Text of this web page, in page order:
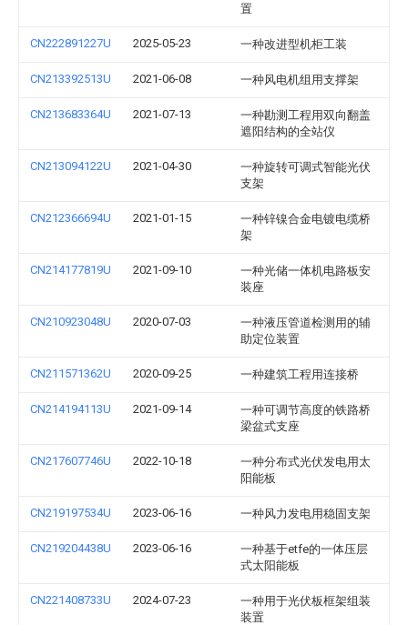
置
CN222891227U 2025-05-23 一种改进型机柜工装
CN213392513U 2021-06-08 一种风电机组用支撑架
CN213683364U 2021-07-13
一种勘测工程用双向翻盖
遮阳结构的全站仪
CN213094122U 2021-04-30
一种旋转可调式智能光伏
支架
CN212366694U 2021-01-15
一种锌镍合金电镀电缆桥
架
CN214177819U 2021-09-10
一种光储一体机电路板安
装座
CN210923048U 2020-07-03
一种液压管道检测用的辅
助定位装置
CN211571362U 2020-09-25 一种建筑工程用连接桥
CN214194113U 2021-09-14
一种可调节高度的铁路桥
梁盆式支座
CN217607746U 2022-10-18
一种分布式光伏发电用太
阳能板
CN219197534U 2023-06-16 一种风力发电用稳固支架
CN219204438U 2023-06-16
一种基于etfe的一体压层
式太阳能板
CN221408733U 2024-07-23
一种用于光伏板框架组装
装置